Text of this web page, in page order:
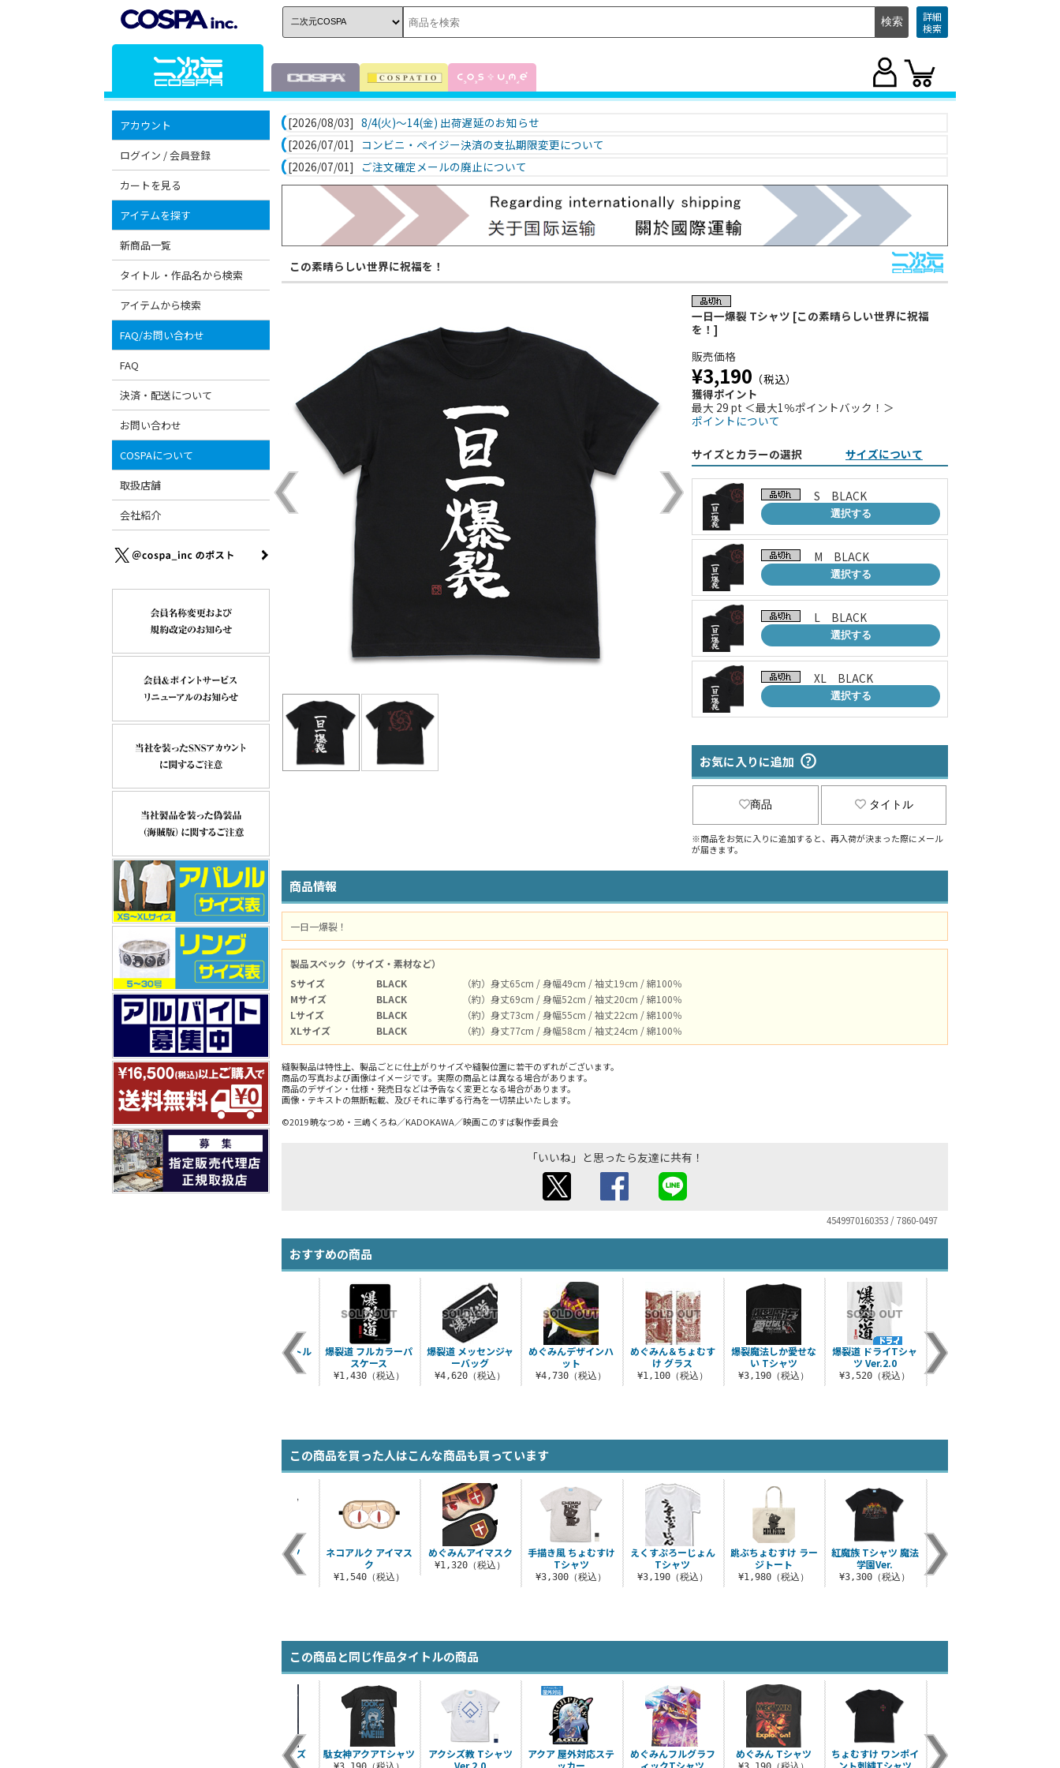
詳細
検索
アカウント
ログイン / 会員登録
カートを見る
アイテムを探す
新商品一覧
タイトル・作品名から検索
アイテムから検索
FAQ/お問い合わせ
FAQ
決済・配送について
お問い合わせ
COSPAについて
取扱店舗
会社紹介
[2026/08/03] 8/4(火)～14(金) 出荷遅延のお知らせ
[2026/07/01]
コンビニ・ペイジー決済の支払期限変更について
[2026/07/01]
ご注文確定メールの廃止について
この素晴らしい世界に祝福を！
一日一爆裂 Tシャツ [この素晴らしい世界に祝福
を！]
販売価格
¥3,190 （税込）
獲得ポイント
最大 29 pt ＜最大1％ポイントバック！＞
ポイントについて
サイズとカラーの選択 サイズについて
S BLACK
選択する
M BLACK
選択する
L BLACK
選択する
XL BLACK
選択する
お気に入りに追加
商品 タイトル
※商品をお気に入りに追加すると、再入荷が決まった際にメール
が届きます。
商品情報
一日一爆裂！
製品スペック（サイズ・素材など）
Sサイズ
BLACK
（約）身丈65cm / 身幅49cm / 袖丈19cm / 綿100％
Mサイズ
BLACK
（約）身丈69cm / 身幅52cm / 袖丈20cm / 綿100％
Lサイズ
BLACK
（約）身丈73cm / 身幅55cm / 袖丈22cm / 綿100％
XLサイズ
BLACK （約）身丈77cm / 身幅58cm / 袖丈24cm / 綿100％
縫製製品は特性上、製品ごとに仕上がりサイズや縫製位置に若干のずれがございます。
商品の写真および画像はイメージです。実際の商品とは異なる場合があります。
商品のデザイン・仕様・発売日などは予告なく変更となる場合があります。
画像・テキストの無断転載、及びそれに準ずる行為を一切禁止いたします。
©2019 暁なつめ・三嶋くろね／KADOKAWA／映画このすば製作委員会
「いいね」と思ったら友達に共有！
4549970160353 / 7860-0497
おすすめの商品
めぐみんデザインハ
ット
¥4,730（税込）
めぐみん＆ちょむす
け グラス
¥1,100（税込）
爆裂魔法しか愛せな
い Tシャツ
¥3,190（税込）
爆裂道 ドライTシャ
ツ Ver.2.0
¥3,520（税込）
爆裂道 フーデッドウ
インドブレーカー
爆裂道 サーモボトル
¥2,530（税込）
爆裂道 フルカラーパ
スケース
¥1,430（税込）
爆裂道 メッセンジャ
ーバッグ
¥4,620（税込）
この商品を買った人はこんな商品も買っています
手描き風 ちょむすけ
Tシャツ
¥3,300（税込）
えくすぷろーじょん
Tシャツ
¥3,190（税込）
跳ぶちょむすけ ラー
ジトート
¥1,980（税込）
紅魔族 Tシャツ 魔法
学園Ver.
¥3,300（税込）
花鳥風月 アクア Tシ
紅魔族 Tシャツ
¥3,300（税込）
ネコアルク アイマス
ク
¥1,540（税込）
めぐみんアイマスク
¥1,320（税込）
この商品と同じ作品タイトルの商品
アクア 屋外対応ステ
めぐみんフルグラフ
めぐみん Tシャツ
ちょむすけ ワンポイ
ちょむすけ リールキ
アクシズ教 ピンズ 駄女神アクアTシャツ
アクシズ教 Tシャツ